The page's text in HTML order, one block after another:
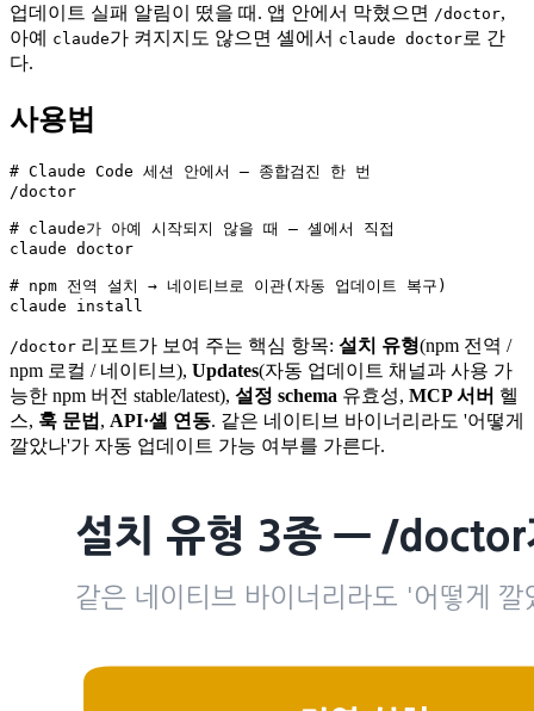
업데이트 실패 알림이 떴을 때. 앱 안에서 막혔으면 /doctor,
아예
claude가 켜지지도 않으면 셸에서 claude doctor로 간
다.
사용법
# Claude Code 세션 안에서 — 종합검진 한 번
/doctor
# claude가 아예 시작되지 않을 때 — 셸에서 직접
claude doctor
# npm 전역 설치 → 네이티브로 이관(자동 업데이트 복구)
claude install
/doctor 리포트가 보여 주는 핵심 항목: 설치 유형(npm 전역 /
npm 로컬 / 네이티브), Updates(자동 업데이트 채널과 사용 가
능한 npm 버전 stable/latest), 설정 schema 유효성, MCP 서버 헬
스, 훅 문법 , API·셸 연동. 같은 네이티브 바이너리라도 '어떻게
깔았나'가 자동 업데이트 가능 여부를 가른다.